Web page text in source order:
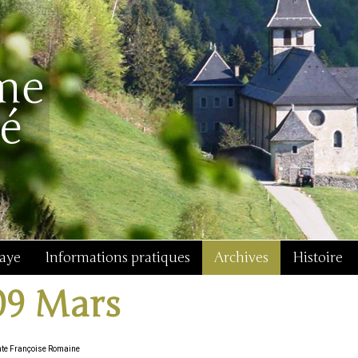
Informations pratiques Archives Histoire
Mars
Françoise Romaine